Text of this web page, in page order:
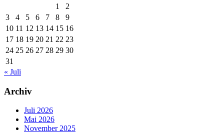
1
2
3
4 5 6 7 8
9
10 11 12 13 14 15 16
17 18 19 20 21 22 23
24 25 26 27 28 29 30
31
« Juli
Archiv
Juli 2026
Mai 2026
November 2025